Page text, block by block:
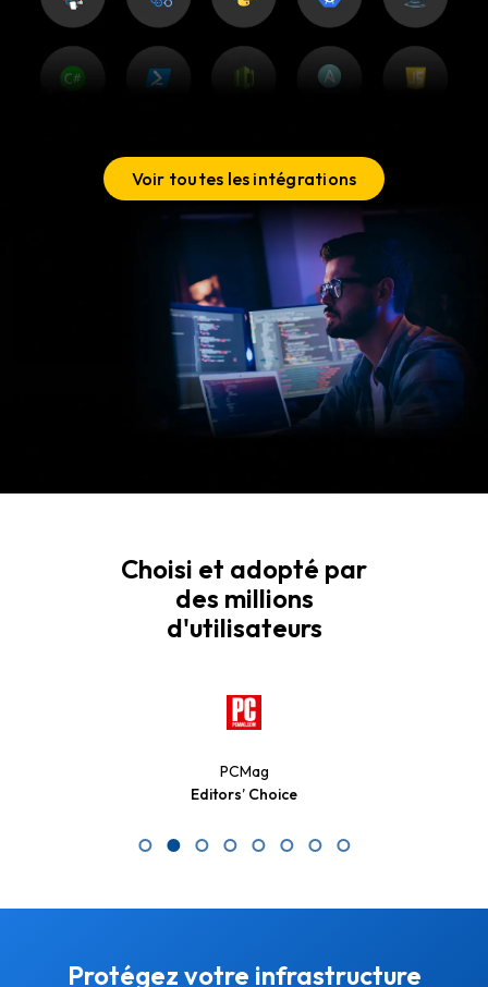
Voir toutes les intégrations
Choisi et adopté par
des millions
d'utilisateurs
PCMag
Editors’ Choice
Protégez votre infrastructure